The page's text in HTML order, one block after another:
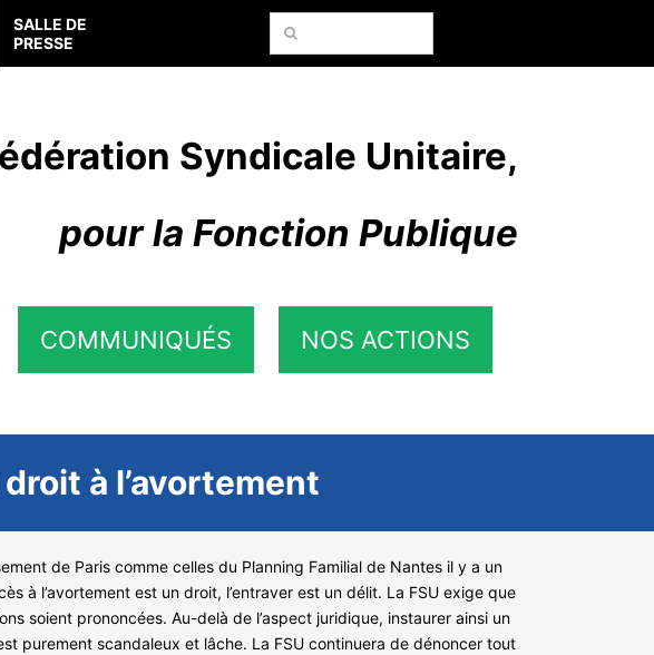
SALLE DE
PRESSE
Rechercher:
Syndicale Unitaire,
pour la Fonction Publique
COMMUNIQUÉS NOS ACTIONS
à l’avortement
de Paris comme celles du Planning Familial de Nantes il y a un
à l’avortement est un droit, l’entraver est un délit. La FSU exige que
soient prononcées. Au-delà de l’aspect juridique, instaurer ainsi un
purement scandaleux et lâche. La FSU continuera de dénoncer tout